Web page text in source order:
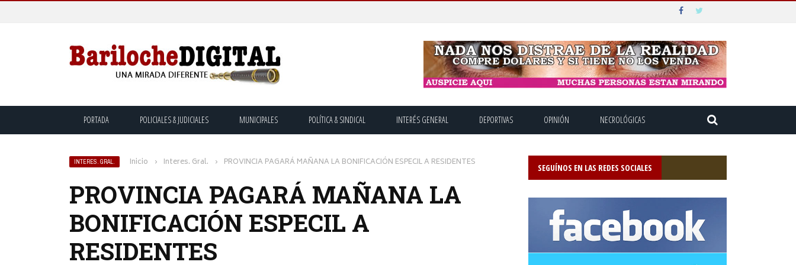
PORTADA POLICIALES & JUDICIALES MUNICIPALES POLÍTICA & SINDICAL INTERÉS GENERAL DEPORTIVAS OPINIÓN NECROLÓGICAS
INTERES. GRAL. Inicio › Interes. Gral. › PROVINCIA PAGARÁ MAÑANA LA BONIFICACIÓN ESPECIL A RESIDENTES
PROVINCIA PAGARÁ MAÑANA LA
BONIFICACIÓN ESPECIL A
RESIDENTES
SEGUÍNOS EN LAS REDES SOCIALES